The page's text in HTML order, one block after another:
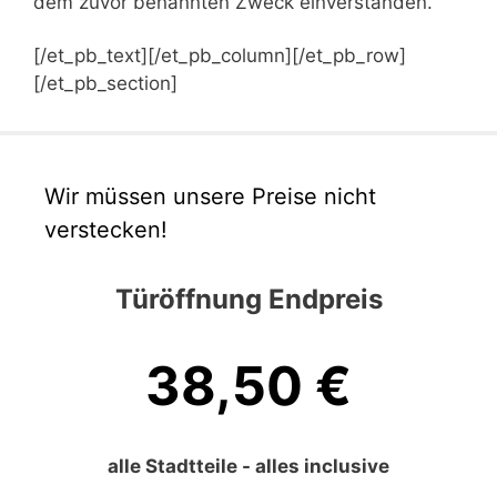
[/et_pb_text][/et_pb_column][/et_pb_row]
[/et_pb_section]
Wir müssen unsere Preise nicht
verstecken!
Türöffnung Endpreis
38,50 €
alle Stadtteile - alles inclusive